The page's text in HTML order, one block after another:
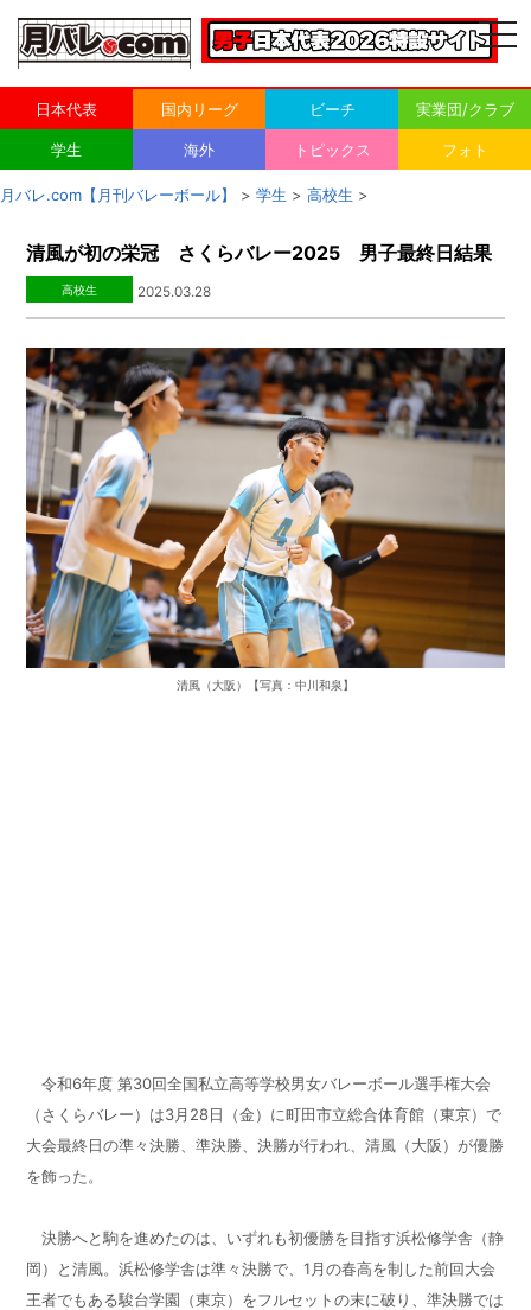
日本代表 国内リーグ ビーチ 実業団/クラブ
学生 海外 トピックス フォト
月バレ.com【月刊バレーボール】 > 学生 > 高校生 >
清風が初の栄冠 さくらバレー2025 男子最終日結果
高校生 2025.03.28
清風（大阪）【写真：中川和泉】
令和6年度 第30回全国私立高等学校男女バレーボール選手権大会
（さくらバレー）は3月28日（金）に町田市立総合体育館（東京）で
大会最終日の準々決勝、準決勝、決勝が行われ、清風（大阪）が優勝
を飾った。
決勝へと駒を進めたのは、いずれも初優勝を目指す浜松修学舎（静
岡）と清風。浜松修学舎は準々決勝で、1月の春高を制した前回大会
王者でもある駿台学園（東京）をフルセットの末に破り、準決勝では